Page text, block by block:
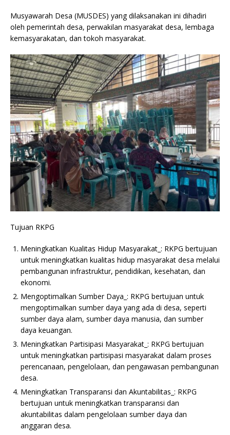
Musyawarah Desa (MUSDES) yang dilaksanakan ini dihadiri
oleh pemerintah desa, perwakilan masyarakat desa, lembaga
kemasyarakatan, dan tokoh masyarakat.
Tujuan RKPG
Meningkatkan Kualitas Hidup Masyarakat_: RKPG bertujuan
untuk meningkatkan kualitas hidup masyarakat desa melalui
pembangunan infrastruktur, pendidikan, kesehatan, dan
ekonomi.
Mengoptimalkan Sumber Daya_: RKPG bertujuan untuk
mengoptimalkan sumber daya yang ada di desa, seperti
sumber daya alam, sumber daya manusia, dan sumber
daya keuangan.
Meningkatkan Partisipasi Masyarakat_: RKPG bertujuan
untuk meningkatkan partisipasi masyarakat dalam proses
perencanaan, pengelolaan, dan pengawasan pembangunan
desa.
Meningkatkan Transparansi dan Akuntabilitas_: RKPG
bertujuan untuk meningkatkan transparansi dan
akuntabilitas dalam pengelolaan sumber daya dan
anggaran desa.